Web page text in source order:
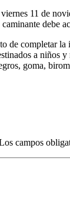
11 de
debe
de completar
a niños
goma,
campos